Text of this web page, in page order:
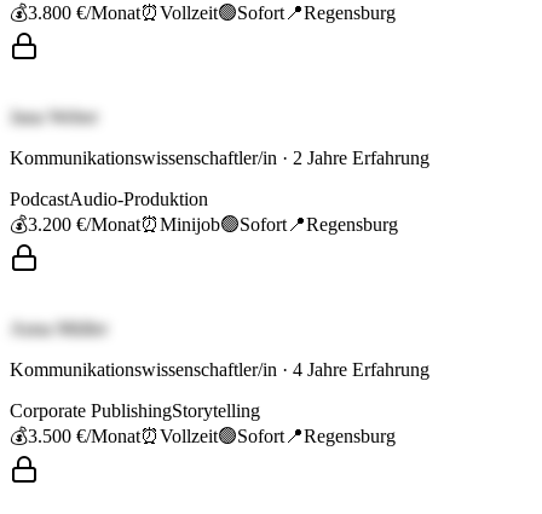
💰3.800 €/Monat⏰Vollzeit🟢Sofort 📍Regensburg
Jana Weber
Kommunikationswissenschaftler/in · 2 Jahre Erfahrung
PodcastAudio-Produktion
💰3.200 €/Monat⏰Minijob🟢Sofort 📍Regensburg
Anna Müller
Kommunikationswissenschaftler/in · 4 Jahre Erfahrung
Corporate PublishingStorytelling
💰3.500 €/Monat⏰Vollzeit🟢Sofort 📍Regensburg